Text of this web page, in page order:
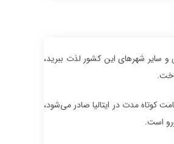
و سایر شهرهای این کشور لذت ببرید،
کوتاه مدت در ایتالیا صادر می‌شود،